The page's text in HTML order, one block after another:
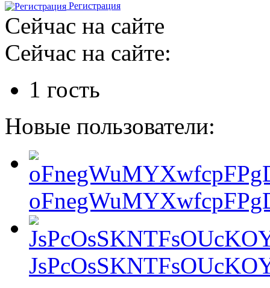
Регистрация
Сейчас на сайте
Сейчас на сайте:
1 гость
Новые пользователи: